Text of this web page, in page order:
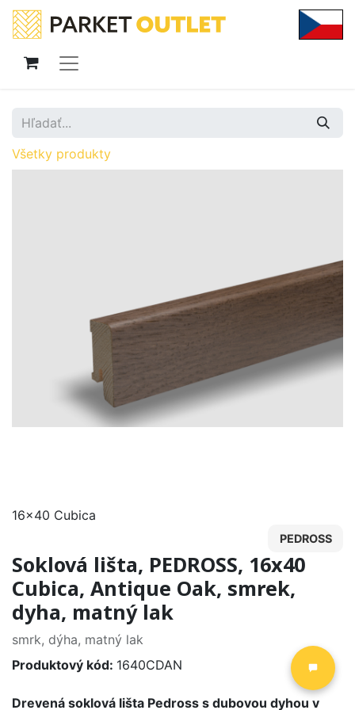
Všetky produkty
16x40 Cubica
PEDROSS
Soklová lišta, PEDROSS, 16x40
Cubica, Antique Oak, smrek,
dyha, matný lak
smrk, dýha, matný lak
Produktový kód: 1640CDAN
Drevená soklová lišta Pedross s dubovou dyhou v